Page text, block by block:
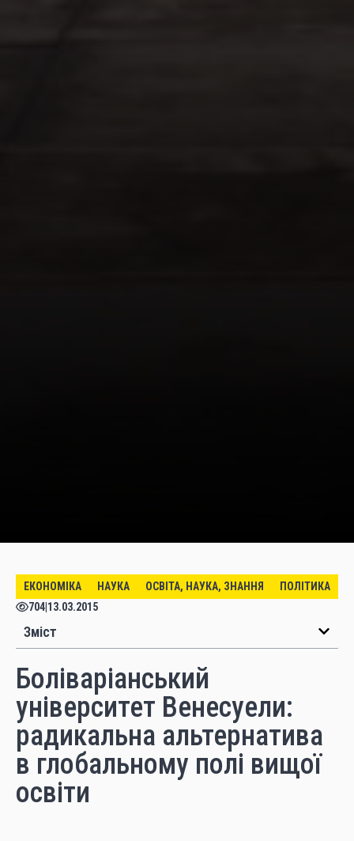
ЕКОНОМІКА НАУКА ОСВІТА, НАУКА, ЗНАННЯ
ПОЛІТИКА
704 13.03.2015
Зміст
Боліваріанський
університет Венесуели:
радикальна альтернатива
в глобальному полі вищої
освіти